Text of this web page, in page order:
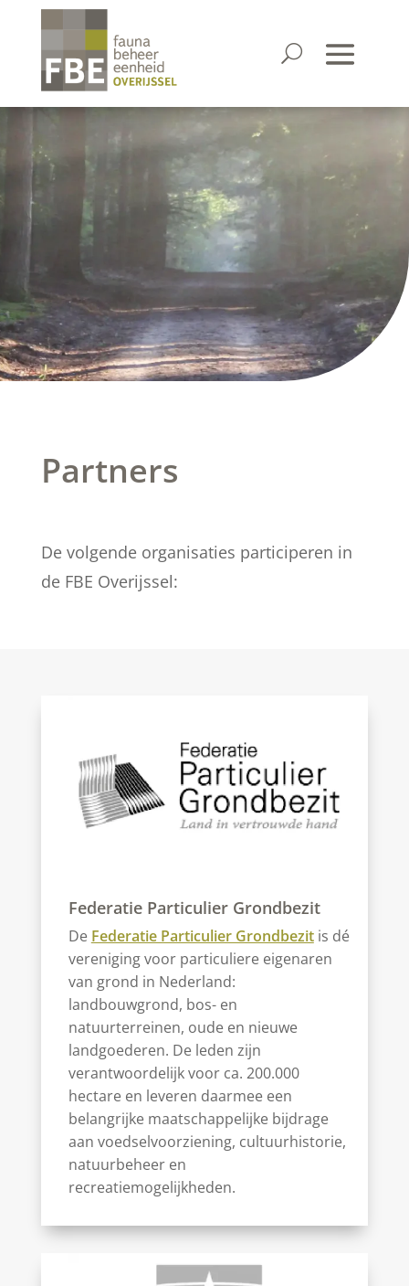
Partners
De volgende organisaties participeren in
de FBE Overijssel:
Federatie Particulier Grondbezit
De Federatie Particulier Grondbezitis dé
vereniging voor particuliere eigenaren
van grond in Nederland:
landbouwgrond, bos- en
natuurterreinen, oude en nieuwe
landgoederen. De leden zijn
verantwoordelijk voor ca. 200.000
hectare en leveren daarmee een
belangrijke maatschappelijke bijdrage
aan voedselvoorziening, cultuurhistorie,
natuurbeheer en
recreatiemogelijkheden.